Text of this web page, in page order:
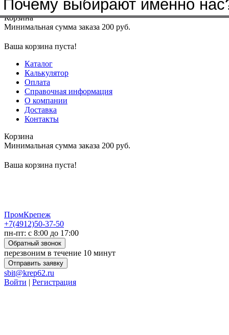
Меню+7(4912)50-37-50sbit@krep62.ru
Корзина
Минимальная сумма заказа 200 руб.
Ваша корзина пуста!
Каталог
Калькулятор
Оплата
Справочная информация
О компании
Доставка
Контакты
Корзина
Минимальная сумма заказа 200 руб.
Ваша корзина пуста!
ПромКрепеж
+7(4912)50-37-50
пн-пт: с 8:00 до 17:00
Обратный звонок
перезвоним в течение 10 минут
Отправить заявку
sbit@krep62.ru
Войти | Регистрация
Почему выбирают именно